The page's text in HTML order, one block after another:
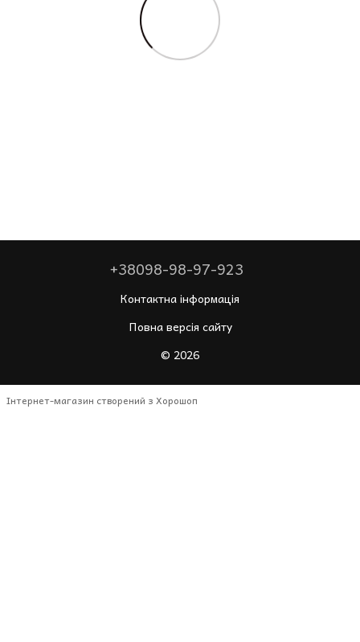
+38098-98-97-923
Контактна інформація
Повна версія сайту
© 2026
Інтернет-магазин створений з Хорошоп